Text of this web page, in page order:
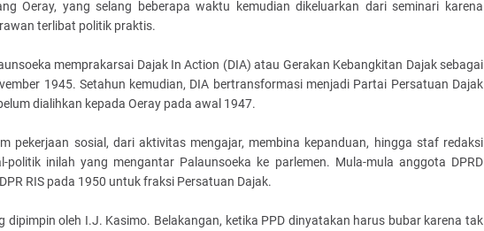
Oeray, yang selang beberapa waktu kemudian dikeluarkan dari seminari karena
terlibat politik praktis.
memprakarsai Dajak In Action (DIA) atau Gerakan Kebangkitan Dajak sebagai
1945. Setahun kemudian, DIA bertransformasi menjadi Partai Persatuan Dajak
dialihkan kepada Oeray pada awal 1947.
pekerjaan sosial, dari aktivitas mengajar, membina kepanduan, hingga staf redaksi
inilah yang mengantar Palaunsoeka ke parlemen. Mula-mula anggota DPRD
RIS pada 1950 untuk fraksi Persatuan Dajak.
oleh I.J. Kasimo. Belakangan, ketika PPD dinyatakan harus bubar karena tak